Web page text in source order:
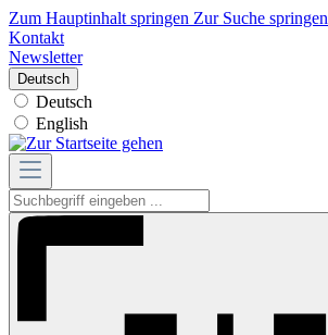
Zum Hauptinhalt springen Zur Suche springen
Kontakt
Newsletter
Deutsch
Deutsch
English